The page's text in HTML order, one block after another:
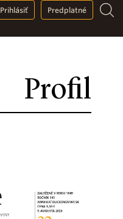
Profil
Prihlásiť Predplatné